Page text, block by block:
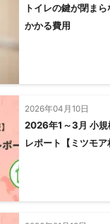
トイレの鍵が閉ま
かかる費用
2026年04月10日
2026年1～3月 小規
レポート【ミツモア